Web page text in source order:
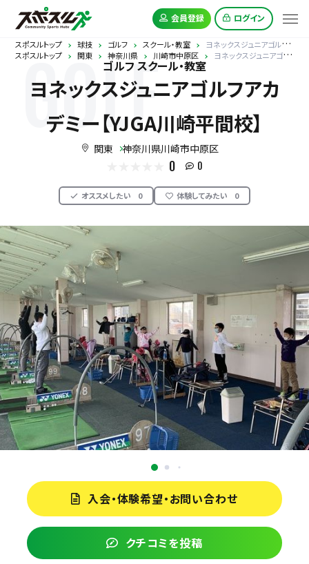
会員登録 ログイン
スポスルトップ 球技 ゴルフ スクール・教室
ヨネックスジュニアゴルフアカデミー【YJGA川崎平間校】
スポスルトップ
関東 神奈川県 川崎市中原区 ヨネックスジュニアゴルフアカデミー【YJGA川崎平間校】
GOLF
ゴルフ スクール・教室
ヨネックスジュニアゴルフアカ
デミー【YJGA川崎平間校】
関東 神奈川県川崎市中原区
0 0
オススメしたい 0 体験してみたい 0
入会・体験希望・お問い合わせ
クチコミを投稿